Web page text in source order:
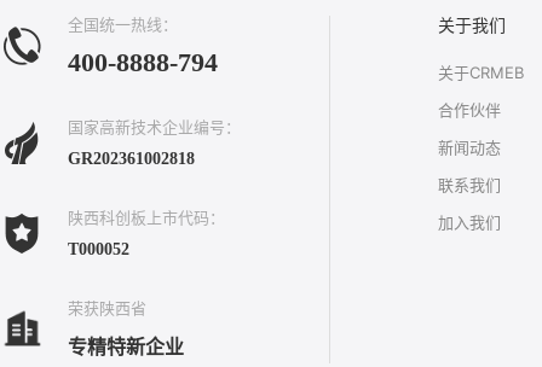
全国统一热线：
400-8888-794
国家高新技术企业编号：
GR202361002818
陕西科创板上市代码：
T000052
荣获陕西省
专精特新企业
关于我们
关于CRMEB
合作伙伴
新闻动态
联系我们
加入我们